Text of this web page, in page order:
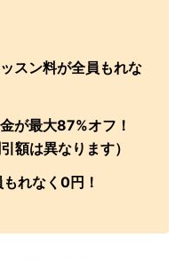
スン料が全員もれな
が最大87%オフ！
額は異なります）
れなく0円！